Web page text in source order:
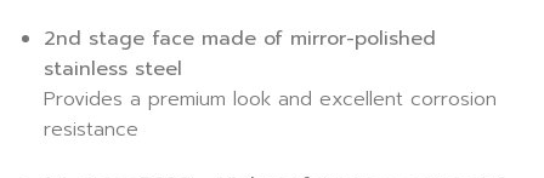
2nd stage face made of mirror-polished
stainless steel
Provides a premium look and excellent corrosion
resistance